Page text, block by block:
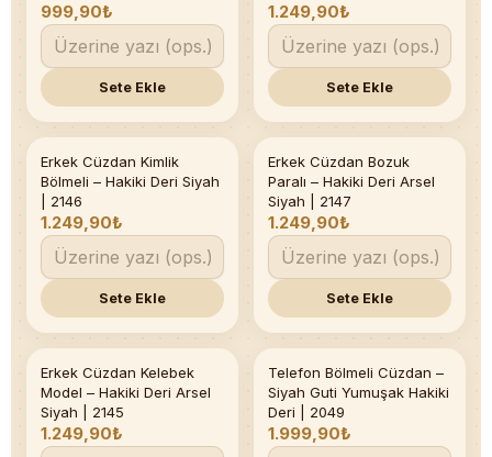
999,90₺
Sete Ekle
1.249,90₺
Sete Ekle
Erkek Cüzdan Kimlik
Bölmeli – Hakiki Deri Siyah
| 2146
1.249,90₺
Sete Ekle
Erkek Cüzdan Bozuk
Paralı – Hakiki Deri Arsel
Siyah | 2147
1.249,90₺
Sete Ekle
Erkek Cüzdan Kelebek
Model – Hakiki Deri Arsel
Siyah | 2145
1.249,90₺
Telefon Bölmeli Cüzdan –
Siyah Guti Yumuşak Hakiki
Deri | 2049
1.999,90₺